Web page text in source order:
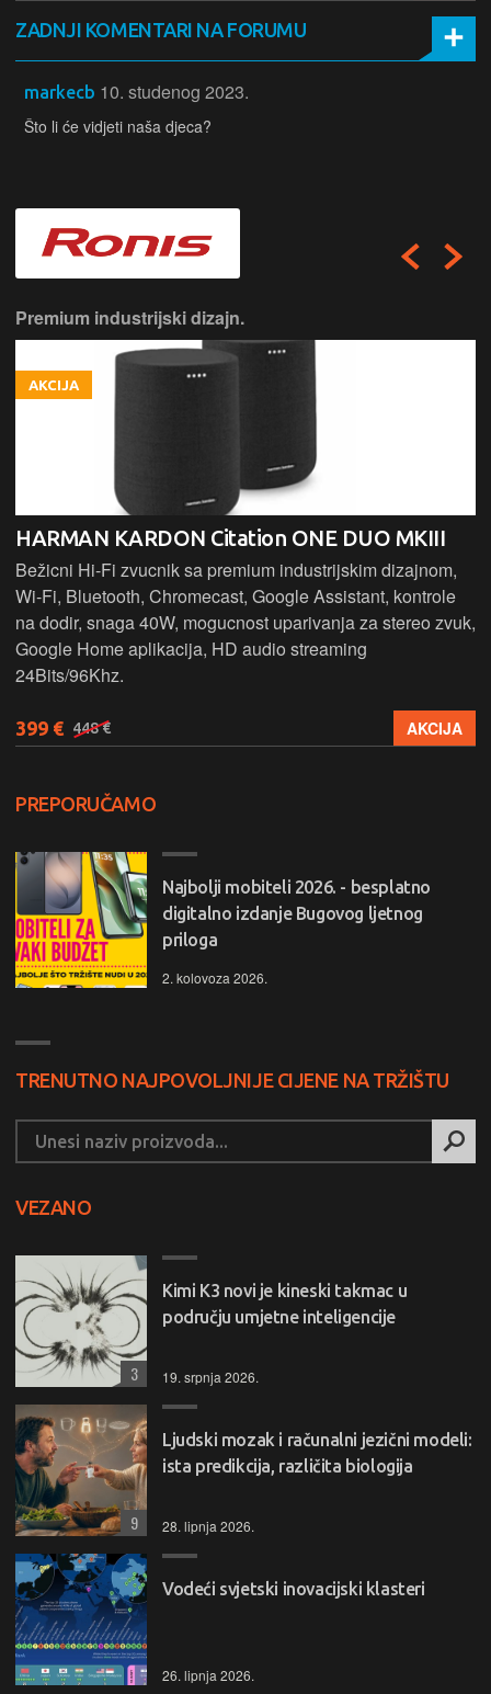
ZADNJI KOMENTARI NA FORUMU
markecb 10. studenog 2023.
Što li će vidjeti naša djeca?
Premium industrijski dizajn.
AKCIJA
HARMAN KARDON Citation ONE DUO MKIII
Bežicni Hi-Fi zvucnik sa premium industrijskim dizajnom,
Wi-Fi, Bluetooth, Chromecast, Google Assistant, kontrole
na dodir, snaga 40W, mogucnost uparivanja za stereo zvuk,
Google Home aplikacija, HD audio streaming
24Bits/96Khz.
399 € 448 € AKCIJA
PREPORUČAMO
Najbolji mobiteli 2026. - besplatno
digitalno izdanje Bugovog ljetnog
priloga
2. kolovoza 2026.
TRENUTNO NAJPOVOLJNIJE CIJENE NA TRŽIŠTU
VEZANO
Kimi K3 novi je kineski takmac u
području umjetne inteligencije
19. srpnja 2026.
3
Ljudski mozak i računalni jezični modeli:
ista predikcija, različita biologija
28. lipnja 2026.
9
Vodeći svjetski inovacijski klasteri
26. lipnja 2026.